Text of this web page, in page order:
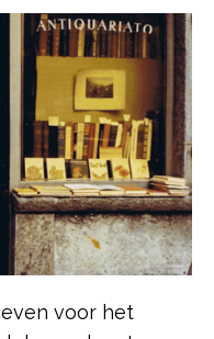
voor het